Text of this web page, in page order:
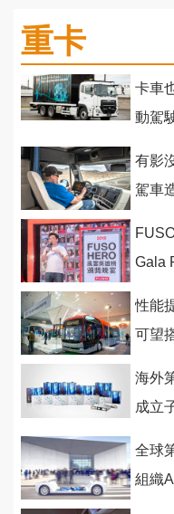
重卡
卡車
動駕
有影
駕車
Gala
性能
可望
海外
成立
全球
組織